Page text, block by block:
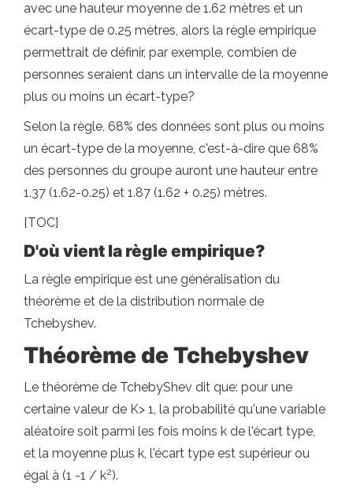
avec une hauteur moyenne de 1.62 mètres et un
écart-type de 0.25 mètres, alors la règle empirique
permettrait de définir, par exemple, combien de
personnes seraient dans un intervalle de la moyenne
plus ou moins un écart-type?
Selon la règle, 68% des données sont plus ou moins
un écart-type de la moyenne, c'est-à-dire que 68%
des personnes du groupe auront une hauteur entre
1.37 (1.62-0.25) et 1.87 (1.62 + 0.25) mètres.
[TOC]
D'où vient la règle empirique?
La règle empirique est une généralisation du
théorème et de la distribution normale de
Tchebyshev.
Théorème de Tchebyshev
Le théorème de TchebyShev dit que: pour une
certaine valeur de K> 1, la probabilité qu'une variable
aléatoire soit parmi les fois moins k de l'écart type,
et la moyenne plus k, l'écart type est supérieur ou
égal à (1 -1 / k2).